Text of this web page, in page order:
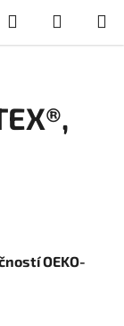
Hledat
KOŠÍK
OEKO-